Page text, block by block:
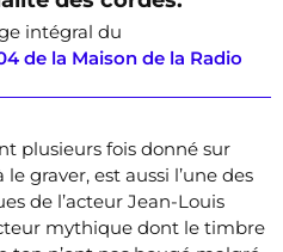
intégral du
de la Maison de la Radio
plusieurs fois donné sur
graver, est aussi l’une des
de l’acteur Jean-Louis
mythique dont le timbre